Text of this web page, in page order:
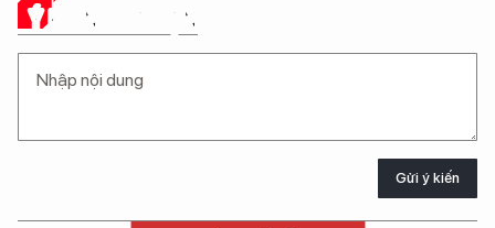
Ý KIẾN CỦA BẠN
Gửi ý kiến